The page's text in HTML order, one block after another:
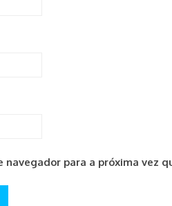
navegador para a próxima vez